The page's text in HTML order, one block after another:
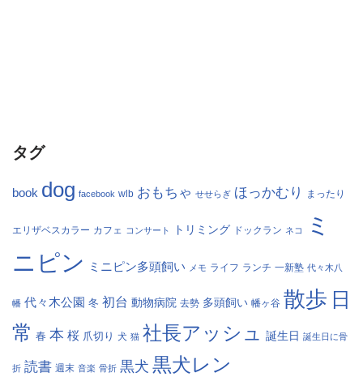
タグ
book dog facebook wlb おもちゃ せせらぎ ほっかむり まったり
エリザベスカラー カフェ コンサート トリミング ドックラン ネコ
ミ
ニピン
ミニピン多頭飼い メモ ライフ ランチ 一新塾 代々木八
幡 代々木公園 冬 初台 動物病院 去勢 多頭飼い 幡ヶ谷 散歩 日
常 春 本 桜 爪切り 犬 猫 社長アッシュ 誕生日 誕生日に骨
折 読書 週末 音楽 骨折 黒犬 黒犬レン